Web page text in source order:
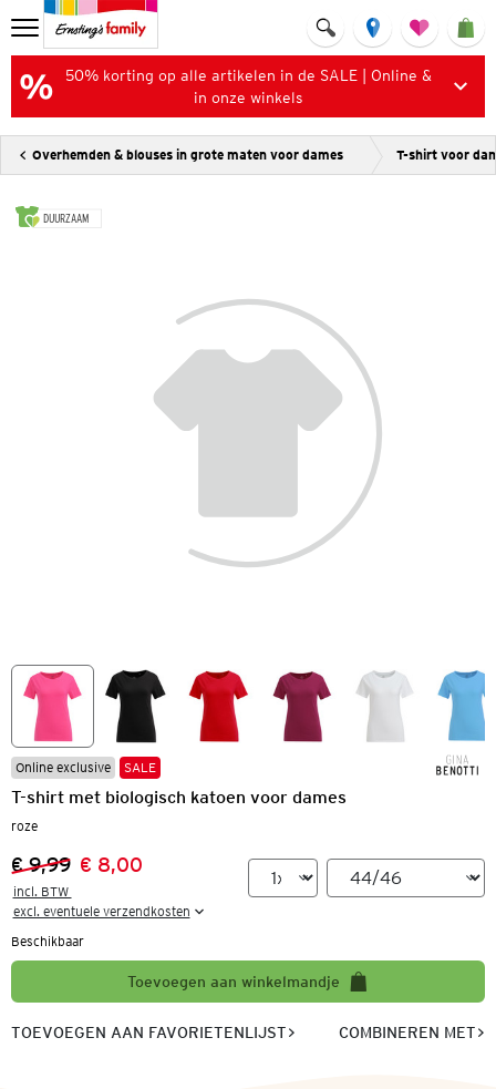
50% korting op alle artikelen in de SALE | Online &
in onze winkels
Overhemden & blouses in grote maten voor dames T-shirt voor
DUURZAAM
Online exclusive SALE
T-shirt met biologisch katoen voor dames
roze
Vorige prijs:
€ 9,99
Nieuwe prijs:
€ 8,00
incl. BTW
excl. eventuele verzendkosten
Beschikbaar
Toevoegen aan winkelmandje
TOEVOEGEN AAN FAVORIETENLIJST COMBINEREN MET